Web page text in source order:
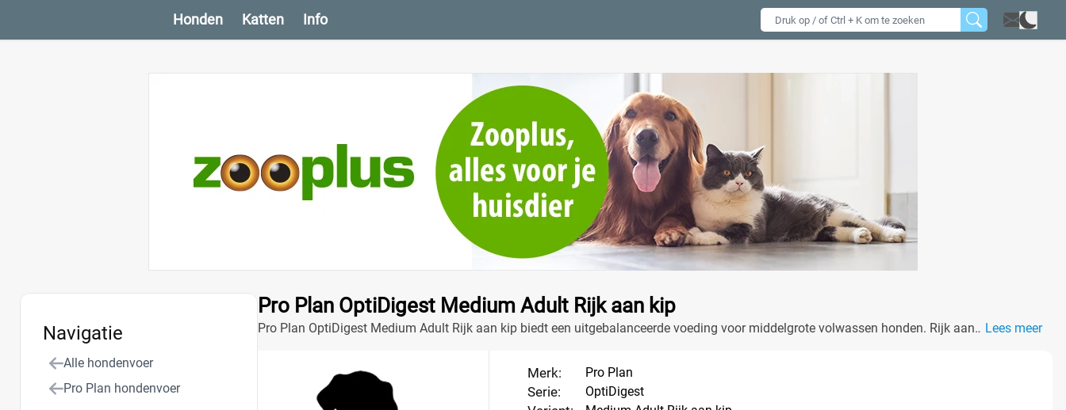
Honden Katten Info
Pro Plan OptiDigest Medium Adult Rijk aan kip
Pro Plan OptiDigest Medium Adult Rijk aan kip biedt een uitgebalanceerde voeding voor middelgrote volwassen honden. Rijk aan
Lees meer
Merk:
Serie:
Pro Plan
OptiDigest
Navigatie
Alle hondenvoer
Pro Plan hondenvoer